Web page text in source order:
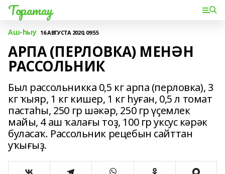
Торатау
Аш-һыу 16 АВГУСТА 2020, 09:55
АРПА (ПЕРЛОВКА) МЕНӘН
РАССОЛЬНИК
Был рассольникка 0,5 кг арпа (перловка), 3
кг ҡыяр, 1 кг кишер, 1 кг һуған, 0,5 л томат
пастаһы, 250 гр шәкәр, 250 гр үҫемлек
майы, 4 аш ҡалағы тоҙ, 100 гр уксус кәрәк
буласаҡ. Рассольник рецебын сайттан
уҡығыҙ.